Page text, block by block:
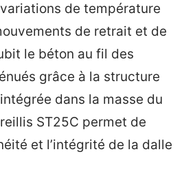
de température
de retrait et de
le béton au fil des
grâce à la structure
dans la masse du
ST25C permet de
et l’intégrité de la dalle